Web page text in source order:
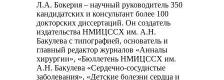
Л.А. Бокерия – научный руководитель 350
кандидатских и консультант более 100
докторских диссертаций. Он создатель
издательства НМИЦССХ им. А.Н.
Бакулева с типографией, основатель и
главный редактор журналов «Анналы
хирургии», «Бюллетень НМИЦССХ им.
А.Н. Бакулева «Сердечно-сосудистые
заболевания», «Детские болезни сердца и